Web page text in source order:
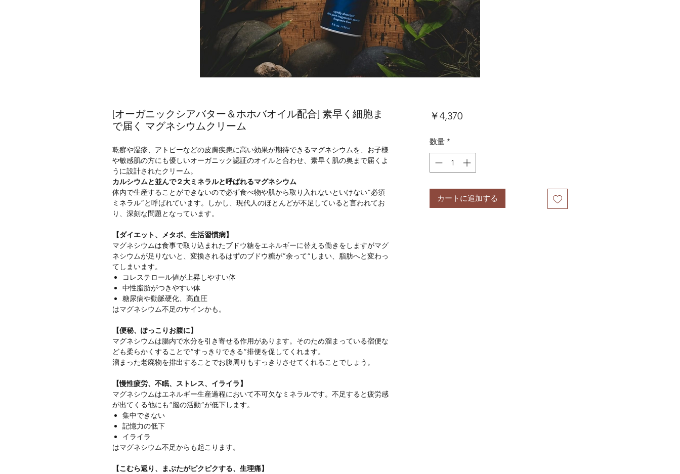
[オーガニックシアバター＆ホホバオイル配合] 素早く細胞ま
で届く マグネシウムクリーム
乾癬や湿疹、アトピーなどの皮膚疾患に高い効果が期待できるマグネシウムを、お子様
や敏感肌の方にも優しいオーガニック認証のオイルと合わせ、素早く肌の奥まで届くよ
うに設計されたクリーム。
カルシウムと並んで２大ミネラルと呼ばれるマグネシウム
体内で生産することができないので必ず食べ物や肌から取り入れないといけない”必須
ミネラル”と呼ばれています。しかし、現代人のほとんどが不足していると言われてお
り、深刻な問題となっています。
【ダイエット、メタボ、生活習慣病】
マグネシウムは食事で取り込まれたブドウ糖をエネルギーに替える働きをしますがマグ
ネシウムが足りないと、変換されるはずのブドウ糖が”余って”しまい、脂肪へと変わっ
てしまいます。
コレステロール値が上昇しやすい体
中性脂肪がつきやすい体
糖尿病や動脈硬化、高血圧
はマグネシウム不足のサインかも。
【便秘、ぽっこりお腹に】
マグネシウムは腸内で水分を引き寄せる作用があります。そのため溜まっている宿便な
ども柔らかくすることで”すっきりできる”排便を促してくれます。
溜まった老廃物を排出することでお腹周りもすっきりさせてくれることでしょう。
【慢性疲労、不眠、ストレス、イライラ】
マグネシウムはエネルギー生産過程において不可欠なミネラルです。不足すると疲労感
が出てくる他にも”脳の活動”が低下します。
集中できない
記憶力の低下
イライラ
はマグネシウム不足からも起こります。
【こむら返り、まぶたがピクピクする、生理痛】
￥4,370価
数量 *
カートに追加する